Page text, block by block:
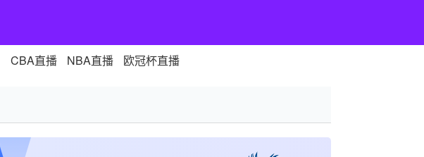
CBA直播 NBA直播 欧冠杯直播